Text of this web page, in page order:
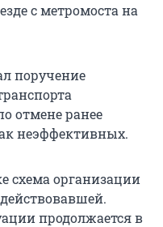
с метромоста на
поручение
отмене ранее
неэффективных.
схема организации
продолжается в